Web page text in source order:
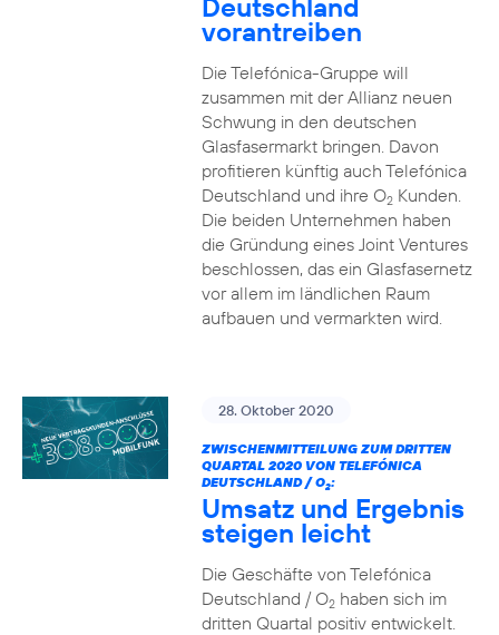
Deutschland
vorantreiben
Die Telefónica-Gruppe will
zusammen mit der Allianz neuen
Schwung in den deutschen
Glasfasermarkt bringen. Davon
profitieren künftig auch Telefónica
Deutschland und ihre O2Kunden.
Die beiden Unternehmen haben
die Gründung eines Joint Ventures
beschlossen, das ein Glasfasernetz
vor allem im ländlichen Raum
aufbauen und vermarkten wird.
28. Oktober 2020
ZWISCHENMITTEILUNG ZUM DRITTEN
QUARTAL 2020 VON TELEFÓNICA
DEUTSCHLAND / O2:
Umsatz und Ergebnis
steigen leicht
Die Geschäfte von Telefónica
Deutschland / O2haben sich im
dritten Quartal positiv entwickelt.